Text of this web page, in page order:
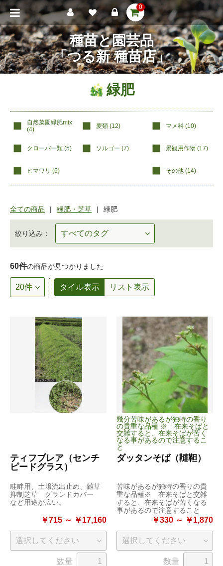
0
種苗と園芸品
「つる新 種苗店」
緑肥
自然菜園緑肥mix
(4) 麦類 (12) マメ科 (10)
クローバー類 (5) ソルゴー (7) 景観用作物 (17)
ヒマワリ (6) その他 (14)
全ての商品 緑肥・芝草 緑肥
絞り込み：
60件の商品が見つかりました
タイル表示 リスト表示
ティフブレア（センチ
ピードグラス）
畦畔用、土壌流出止め、雑草
抑制芝草 グランドカバー
など用途が広い。
￥715 ～ ￥17,160
数量
幾分苦味があるが独特の香り
の貴重な品種 ※ 在来そばと
交雑すると、在来そばが苦く
なる事があるので注意するこ
と
ダッタンそば（韃靼）
苦味があるが独特の香りの貴
重な品種※ 在来そばと交雑
すると、在来そばが苦くなる
事があるので注意すること
￥330 ～ ￥1,870
数量